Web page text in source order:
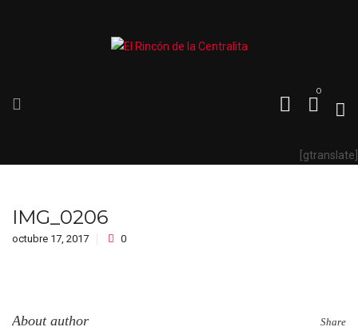
0
[gtranslate]
IMG_0206
octubre 17, 2017 0
About author Share